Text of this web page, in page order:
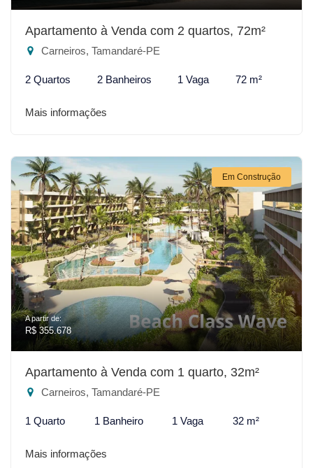
Apartamento à Venda com 2 quartos, 72m²
Carneiros, Tamandaré-PE
2 Quartos 2 Banheiros 1 Vaga 72 m²
Mais informações
Em Construção
A partir de:
R$ 355.678
Apartamento à Venda com 1 quarto, 32m²
Carneiros, Tamandaré-PE
1 Quarto 1 Banheiro 1 Vaga 32 m²
Mais informações